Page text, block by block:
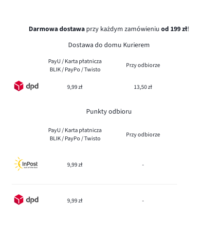
Darmowa dostawa przy każdym zamówieniu od 199 zł!
Dostawa do domu Kurierem
PayU / Karta płatnicza
BLIK / PayPo / Twisto
Przy odbiorze
9,99 zł 13,50 zł
Punkty odbioru
PayU / Karta płatnicza
BLIK / PayPo / Twisto
Przy odbiorze
9,99 zł -
9,99 zł -